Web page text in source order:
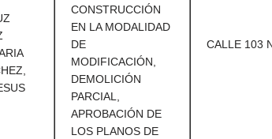
CONSTRUCCIÓN
EN LA MODALIDAD
DE
MODIFICACIÓN,
DEMOLICIÓN
PARCIAL,
APROBACIÓN DE
LOS PLANOS DE
CALLE 103